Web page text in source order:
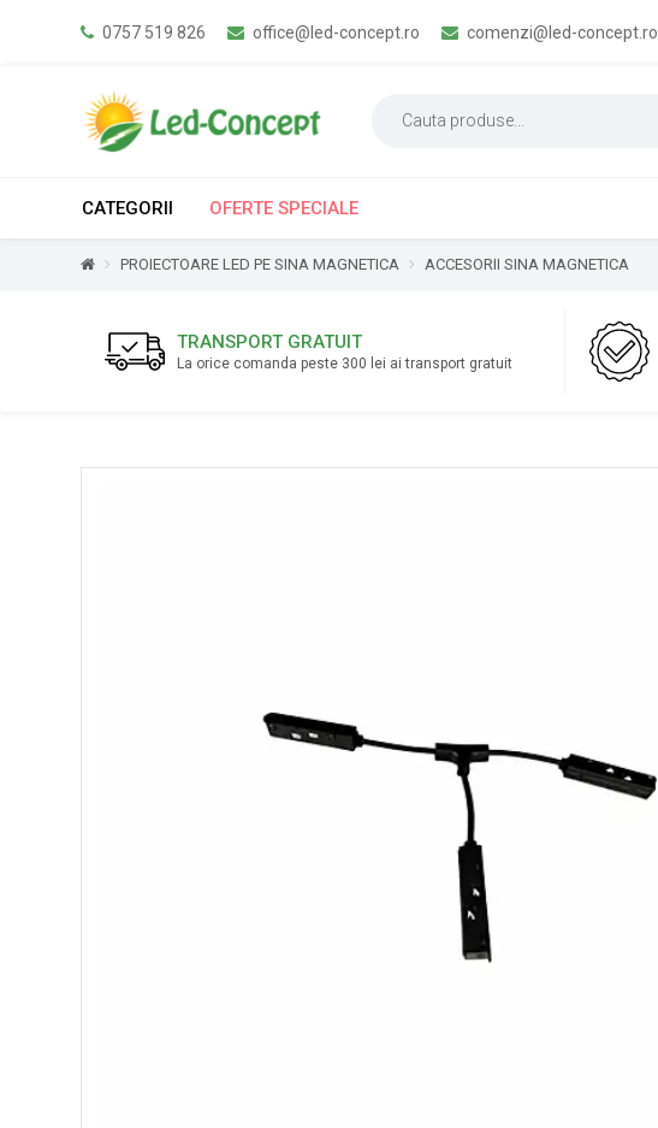
0757 519 826 office@led-concept.ro comenzi@led-concept.ro
CATEGORII OFERTE SPECIALE
PROIECTOARE LED PE SINA MAGNETICA ACCESORII SINA MAGNETICA
TRANSPORT GRATUIT
La orice comanda peste 300 lei ai transport gratuit